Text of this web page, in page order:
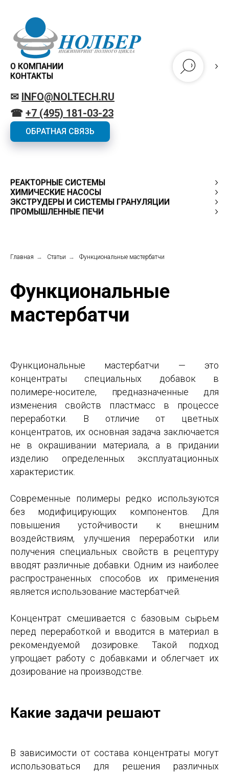
О КОМПАНИИ
КОНТАКТЫ
✉ INFO@NOLTECH.RU
☎ +7 (495) 181-03-23
ОБРАТНАЯ СВЯЗЬ
РЕАКТОРНЫЕ СИСТЕМЫ
ХИМИЧЕСКИЕ НАСОСЫ
ЭКСТРУДЕРЫ И СИСТЕМЫ ГРАНУЛЯЦИИ
ПРОМЫШЛЕННЫЕ ПЕЧИ
Главная → Статьи → Функциональные мастербатчи
Функциональные
мастербатчи
Функциональные мастербатчи — это
концентраты специальных добавок в
полимере-носителе, предназначенные для
изменения свойств пластмасс в процессе
переработки. В отличие от цветных
концентратов, их основная задача заключается
не в окрашивании материала, а в придании
изделию определенных эксплуатационных
характеристик.
Современные полимеры редко используются
без модифицирующих компонентов. Для
повышения устойчивости к внешним
воздействиям, улучшения переработки или
получения специальных свойств в рецептуру
вводят различные добавки. Одним из наиболее
распространенных способов их применения
является использование мастербатчей.
Концентрат смешивается с базовым сырьем
перед переработкой и вводится в материал в
рекомендуемой дозировке. Такой подход
упрощает работу с добавками и облегчает их
дозирование на производстве.
Какие задачи решают
В зависимости от состава концентраты могут
использоваться для решения различных